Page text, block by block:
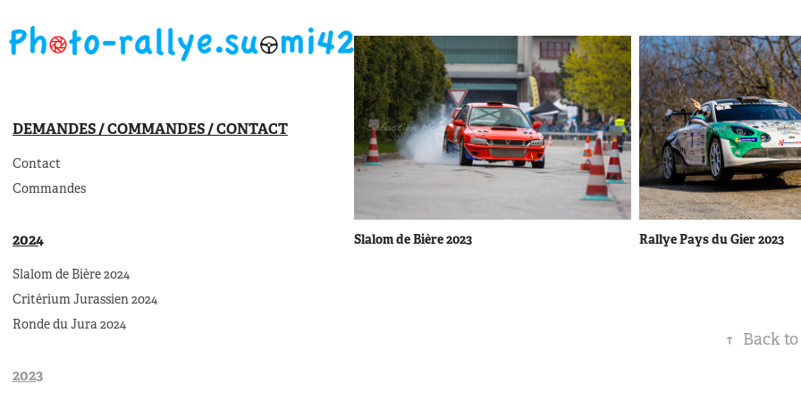
DEMANDES / COMMANDES / CONTACT
Contact
Commandes
2024
Slalom de Bière 2024
Critérium Jurassien 2024
Ronde du Jura 2024
2023
Slalom de Bière 2023 Rallye Pays du Gier 2023
↑ Back